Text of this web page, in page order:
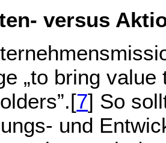
versus
„to bring
7] So
und